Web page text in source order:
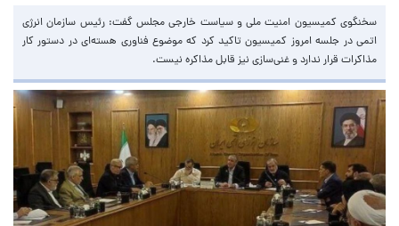
سخنگوی کمیسیون امنیت ملی و سیاست خارجی مجلس گفت: رئیس سازمان انرژی
اتمی در جلسه امروز کمیسیون تاکید کرد که موضوع فناوری هسته‌ای در دستور کار
مذاکرات قرار ندارد و غنی‌سازی نیز قابل مذاکره نیست.